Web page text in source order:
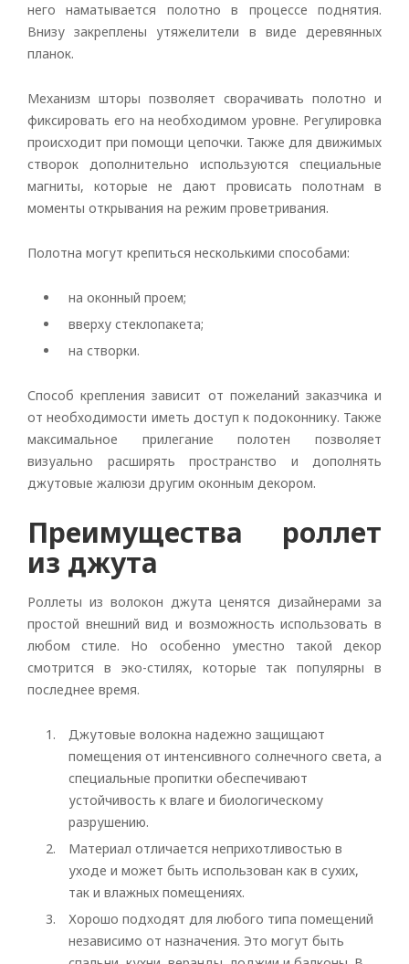
Горизонтальные
него наматывается полотно в процессе поднятия.
Внизу закреплены утяжелители в виде деревянных
планок.
Механизм шторы позволяет сворачивать полотно и
фиксировать его на необходимом уровне. Регулировка
происходит при помощи цепочки. Также для движимых
створок дополнительно используются специальные
магниты, которые не дают провисать полотнам в
моменты открывания на режим проветривания.
Полотна могут крепиться несколькими способами:
на оконный проем;
вверху стеклопакета;
на створки.
Способ крепления зависит от пожеланий заказчика и
от необходимости иметь доступ к подоконнику. Также
максимальное прилегание полотен позволяет
визуально расширять пространство и дополнять
джутовые жалюзи другим оконным декором.
Преимущества роллет
из джута
Роллеты из волокон джута ценятся дизайнерами за
простой внешний вид и возможность использовать в
любом стиле. Но особенно уместно такой декор
смотрится в эко-стилях, которые так популярны в
последнее время.
Джутовые волокна надежно защищают
помещения от интенсивного солнечного света, а
специальные пропитки обеспечивают
устойчивость к влаге и биологическому
разрушению.
Материал отличается неприхотливостью в
уходе и может быть использован как в сухих,
так и влажных помещениях.
Хорошо подходят для любого типа помещений
независимо от назначения. Это могут быть